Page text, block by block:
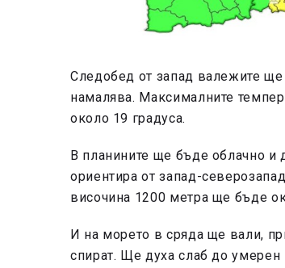
Следобед от запад валежите ще
намалява. Максималните
около 19 градуса.
В планините ще бъде облачно
ориентира от запад-
височина 1200 метра ще бъде
И на морето в сряда ще вали,
спират. Ще духа слаб до умерен